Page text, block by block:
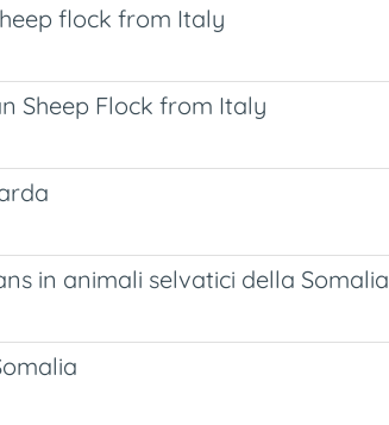
flock from Italy
Sheep Flock from Italy
in animali selvatici della Somalia